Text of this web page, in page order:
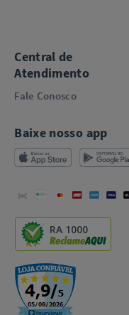
Central de
Atendimento
Fale Conosco
Baixe nosso app
RA 1000